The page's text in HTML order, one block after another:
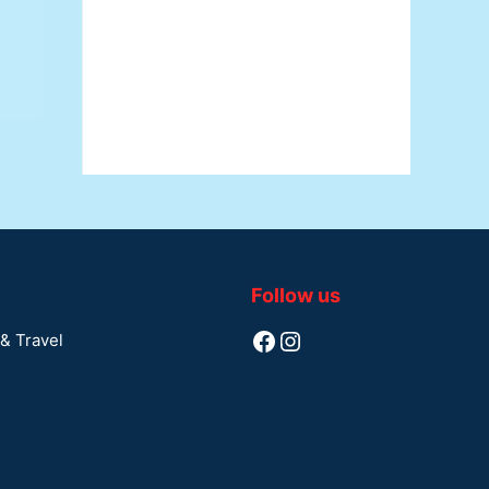
Travel
Follow us
Facebook
Instagram